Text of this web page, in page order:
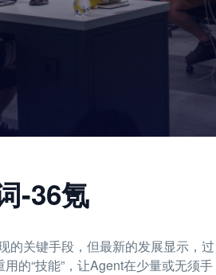
-36氪
的关键手段，但最新的发展显示，过
的“技能”，让Agent在少量或无须手